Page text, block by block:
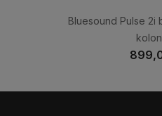
Bluesound Pulse 2i